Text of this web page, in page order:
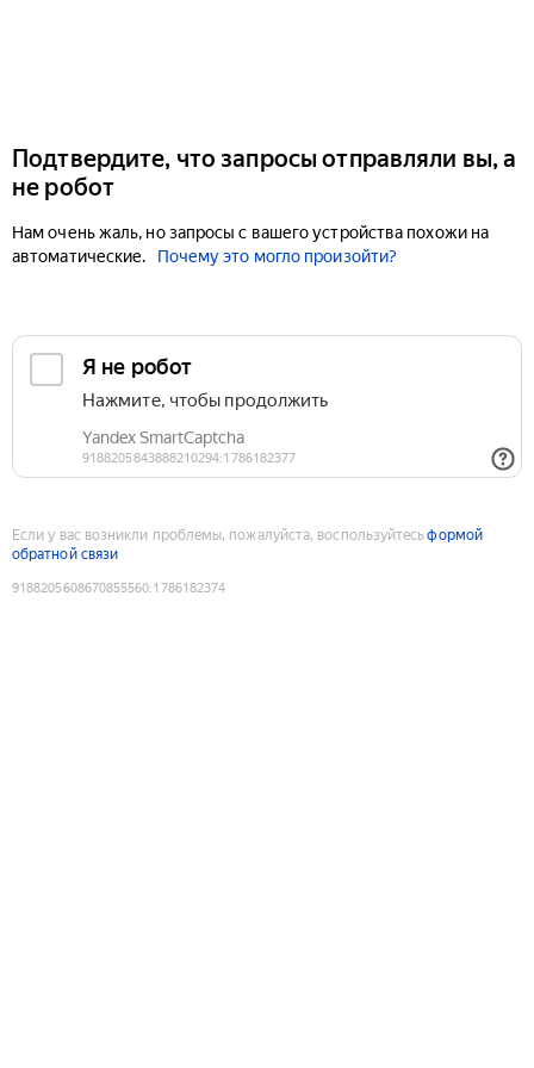
Подтвердите, что запросы отправляли вы, а
не робот
Нам очень жаль, но запросы с вашего устройства похожи на
автоматические.
Почему это могло произойти?
Если у вас возникли проблемы, пожалуйста, воспользуйтесьформой
обратной связи
9188205608670855560:1786182374